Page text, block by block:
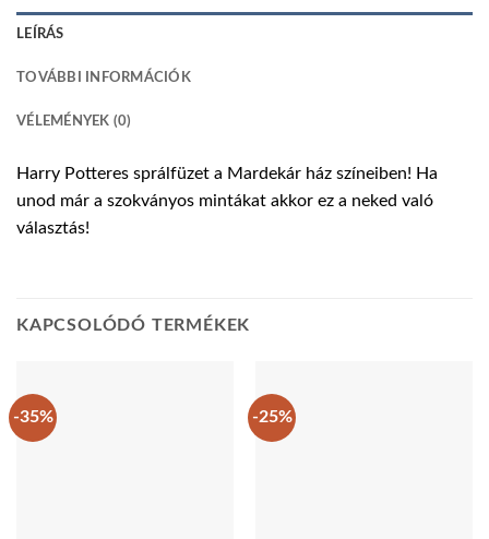
LEÍRÁS
TOVÁBBI INFORMÁCIÓK
VÉLEMÉNYEK (0)
Harry Potteres sprálfüzet a Mardekár ház színeiben! Ha
unod már a szokványos mintákat akkor ez a neked való
választás!
KAPCSOLÓDÓ TERMÉKEK
-35% -25%